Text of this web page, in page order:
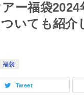
ー福袋
いても紹介
福袋
Tweet